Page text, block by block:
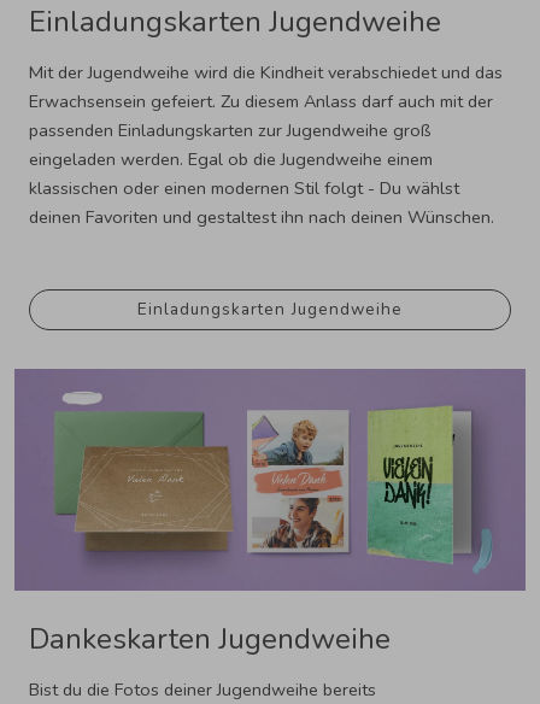
Einladungskarten Jugendweihe
Mit der Jugendweihe wird die Kindheit verabschiedet und das
Erwachsensein gefeiert. Zu diesem Anlass darf auch mit der
passenden Einladungskarten zur Jugendweihe groß
eingeladen werden. Egal ob die Jugendweihe einem
klassischen oder einen modernen Stil folgt - Du wählst
deinen Favoriten und gestaltest ihn nach deinen Wünschen.
Einladungskarten Jugendweihe
Dankeskarten Jugendweihe
Bist du die Fotos deiner Jugendweihe bereits